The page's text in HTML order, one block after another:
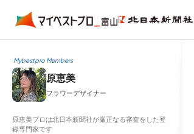
Mybestpro Members
原恵美
フラワーデザイナー
原恵美プロは北日本新聞社が厳正なる審査をした登
録専門家です